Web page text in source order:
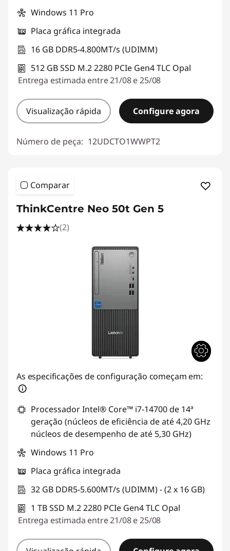
Windows 11 Pro
Placa gráfica integrada
16 GB DDR5-4.800MT/s (UDIMM)
512 GB SSD M.2 2280 PCIe Gen4 TLC Opal
Entrega estimada entre 21/08 e 25/08
Visualização rápida Configure agora
Número de peça: 12UDCTO1WWPT2
Comparar
ThinkCentre Neo 50t Gen 5
(2)
As especificações de configuração começam em:
Processador Intel® Core™ i7-14700 de 14ª
geração (núcleos de eficiência de até 4,20 GHz
núcleos de desempenho de até 5,30 GHz)
Windows 11 Pro
Placa gráfica integrada
32 GB DDR5-5.600MT/s (UDIMM) - (2 x 16 GB)
1 TB SSD M.2 2280 PCIe Gen4 TLC Opal
Entrega estimada entre 21/08 e 25/08